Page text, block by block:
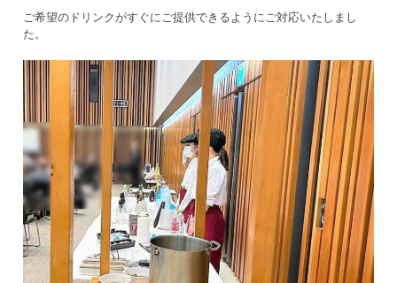
ご希望のドリンクがすぐにご提供できるようにご対応いたしまし
た。